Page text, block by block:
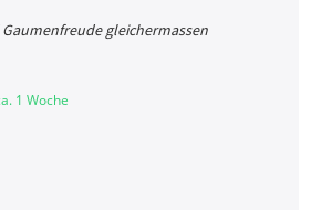
gleichermassen
1 Woche